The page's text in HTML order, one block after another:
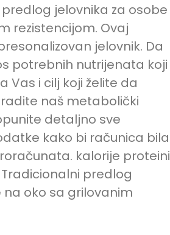
jelovnika za osobe
rezistencijom. Ovaj
jelovnik. Da
potrebnih nutrijenata koji
Vas i cilj koji želite da
naš metabolički
detaljno sve
kako bi računica bila
kalorije proteini
predlog
na oko sa grilovanim